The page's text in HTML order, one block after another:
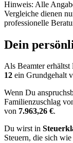
Hinweis: Alle
Vergleiche dienen
professionelle
Dein
Als Beamter
12 ein Grundgehalt
Wenn Du
Familienzuschlag
von 7.963,26 €.
Du wirst in
Steuern, die sich